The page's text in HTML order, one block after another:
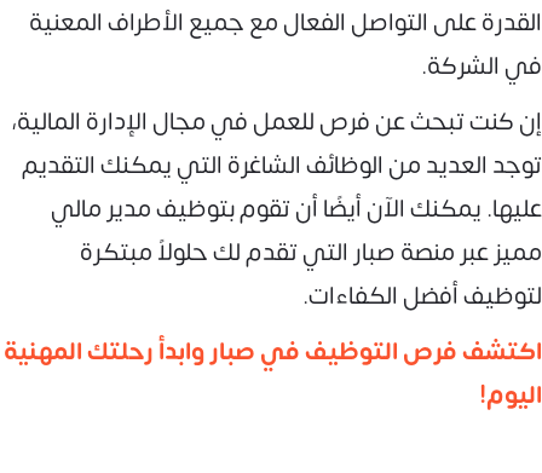
القدرة على التواصل الفعال مع جميع الأطراف المعنية
في الشركة.
إن كنت تبحث عن فرص للعمل في مجال الإدارة المالية،
توجد العديد من الوظائف الشاغرة التي يمكنك التقديم
عليها. يمكنك الآن أيضًا أن تقوم بتوظيف مدير مالي
مميز عبر منصة صبار التي تقدم لك حلولاً مبتكرة
لتوظيف أفضل الكفاءات.
اكتشف فرص التوظيف في صبار وابدأ رحلتك المهنية
اليوم!